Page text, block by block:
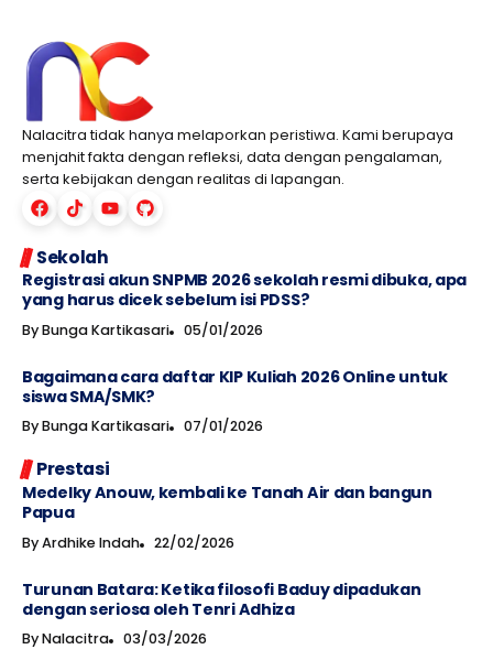
Nalacitra tidak hanya melaporkan peristiwa. Kami berupaya
menjahit fakta dengan refleksi, data dengan pengalaman,
serta kebijakan dengan realitas di lapangan.
Sekolah
Registrasi akun SNPMB 2026 sekolah resmi dibuka, apa
yang harus dicek sebelum isi PDSS?
ByBunga Kartikasari 05/01/2026
Bagaimana cara daftar KIP Kuliah 2026 Online untuk
siswa SMA/SMK?
ByBunga Kartikasari 07/01/2026
Prestasi
Medelky Anouw, kembali ke Tanah Air dan bangun
Papua
ByArdhike Indah 22/02/2026
Turunan Batara: Ketika filosofi Baduy dipadukan
dengan seriosa oleh Tenri Adhiza
ByNalacitra 03/03/2026